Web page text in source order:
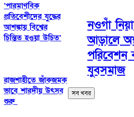
‘পারমাণবিক
প্রতিবেশীদের যুদ্ধের
আশঙ্কায় বিশ্বের
চিন্তিত হওয়া উচিত’
রাজশাহীতে জাঁকজমক
ভাবে শারদীয় উৎসব
শুরু
নওগাঁ
আড়ালে
পরিবেশন
যুবসমাজ
সব খবর